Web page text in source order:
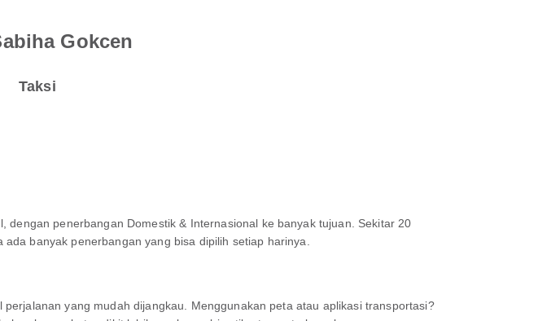
Gokcen
Taksi
penerbangan Domestik & Internasional ke banyak tujuan. Sekitar 20
banyak penerbangan yang bisa dipilih setiap harinya.
yang mudah dijangkau. Menggunakan peta atau aplikasi transportasi?